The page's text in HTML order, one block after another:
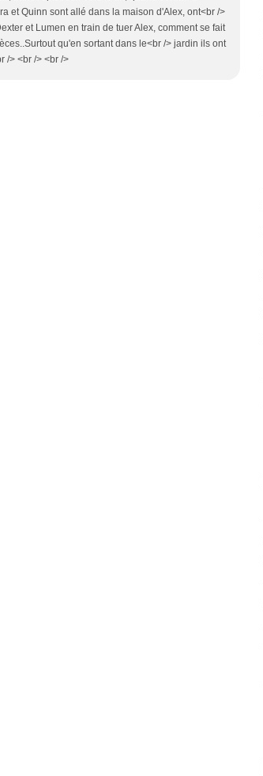
et Quinn sont allé dans la maison d'Alex, ont<br />
et Lumen en train de tuer Alex, comment se fait
qu'en sortant dans le<br /> jardin ils ont
/> <br /> <br />